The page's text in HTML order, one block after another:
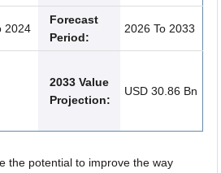
2024
Forecast
Period:
2026 To 2033
2033 Value
Projection:
USD 30.86 Bn
the potential to improve the way